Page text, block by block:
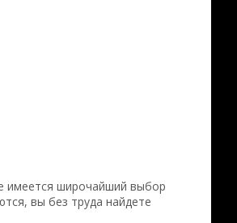
имеется широчайший выбор
вы без труда найдете